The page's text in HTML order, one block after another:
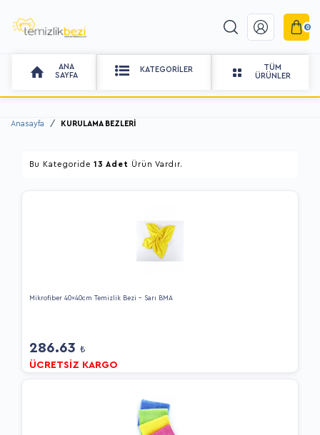
0
ANA
SAYFA
KATEGORILER
TÜM
ÜRÜNLER
Anasayfa KURULAMA BEZLERİ
Bu Kategoride 13 Adet Ürün Vardır.
Mikrofiber 40x40cm Temizlik Bezi - Sarı BMA
286.63 ₺
ÜCRETSİZ KARGO